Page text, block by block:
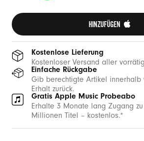
HINZUFÜGEN
Kostenlose Lieferung
Kostenloser Versand aller
Einfache Rückgabe
Gib berechtigte Artikel innerhalb
Erhalt zurück.
Gratis Apple Music Probeabo
Erhalte 3 Monate lang Zugang
Millionen Titel – kostenlos.*